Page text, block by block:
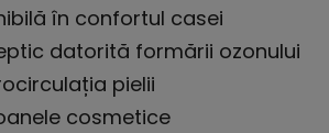
în confortul casei
datorită formării ozonului
pielii
cosmetice